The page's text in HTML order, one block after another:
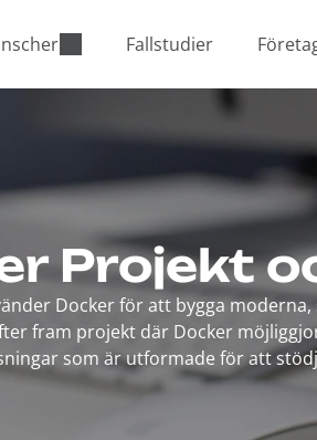
Fallstudier
Projekt
Docker för att bygga
fram projekt där Docker
som är utformade för att